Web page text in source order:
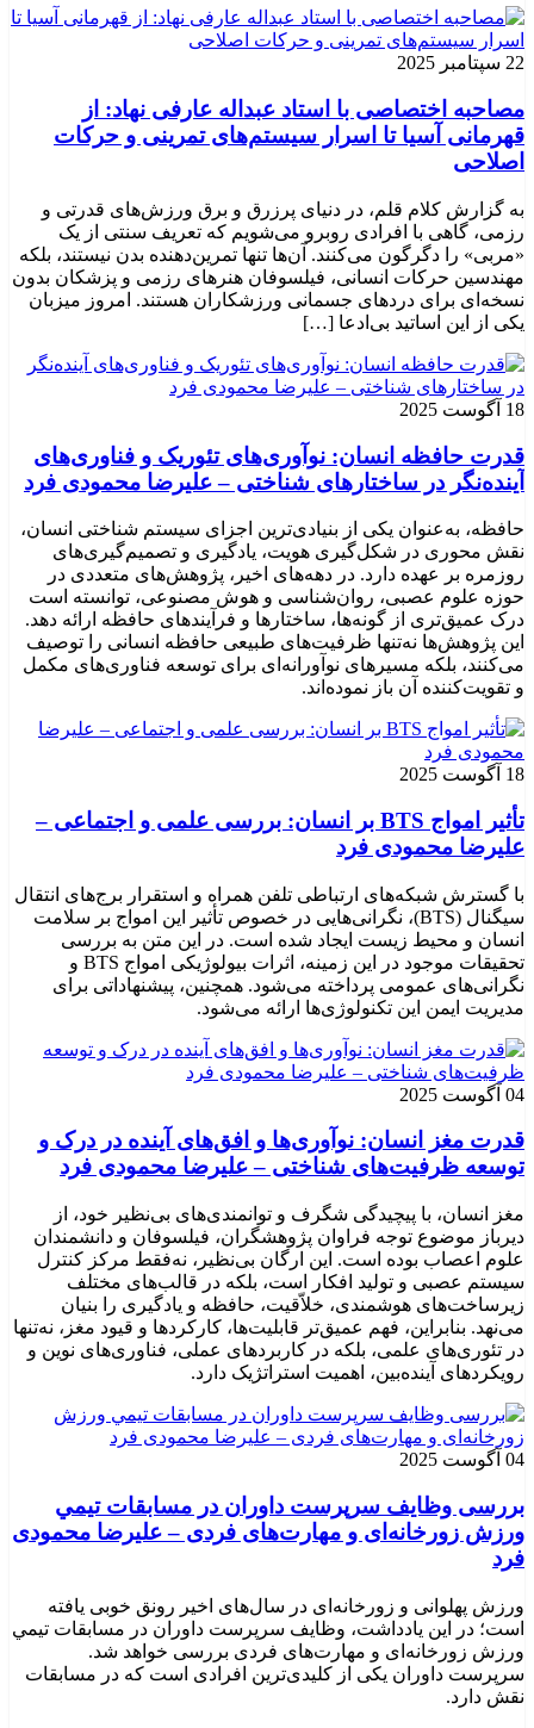
22 سپتامبر 2025
مصاحبه اختصاصی با استاد عبداله عارفی نهاد: از
قهرمانی آسیا تا اسرار سیستم‌های تمرینی و حرکات
اصلاحی
به گزارش کلام قلم، در دنیای پرزرق و برق ورزش‌های قدرتی و
رزمی، گاهی با افرادی روبرو می‌شویم که تعریف سنتی از یک
«مربی» را دگرگون می‌کنند. آن‌ها تنها تمرین‌دهنده بدن نیستند، بلکه
مهندسین حرکات انسانی، فیلسوفان هنرهای رزمی و پزشکان بدون
نسخه‌ای برای دردهای جسمانی ورزشکاران هستند. امروز میزبان
یکی از این اساتید بی‌ادعا […]
18 آگوست 2025
قدرت حافظه انسان: نوآوری‌های تئوریک و فناوری‌های
آینده‌نگر در ساختارهای شناختی – علیرضا محمودی فرد
حافظه، به‌عنوان یکی از بنیادی‌ترین اجزای سیستم شناختی انسان،
نقش محوری در شکل‌گیری هویت، یادگیری و تصمیم‌گیری‌های
روزمره بر عهده دارد. در دهه‌های اخیر، پژوهش‌های متعددی در
حوزه علوم عصبی، روان‌شناسی و هوش مصنوعی، توانسته‌ است
درک عمیق‌تری از گونه‌ها، ساختارها و فرآیندهای حافظه ارائه دهد.
این پژوهش‌ها نه‌تنها ظرفیت‌های طبیعی حافظه انسانی را توصیف
می‌کنند، بلکه مسیرهای نوآورانه‌ای برای توسعه فناوری‌های مکمل
و تقویت‌کننده آن باز نموده‌اند.
18 آگوست 2025
تأثیر امواج BTS بر انسان: بررسی علمی و اجتماعی –
علیرضا محمودی فرد
با گسترش شبکه‌های ارتباطی تلفن همراه و استقرار برج‌های انتقال
سیگنال (BTS)، نگرانی‌هایی در خصوص تأثیر این امواج بر سلامت
انسان و محیط زیست ایجاد شده است. در این متن به بررسی
تحقیقات موجود در این زمینه، اثرات بیولوژیکی امواج BTS و
نگرانی‌های عمومی پرداخته می‌شود. همچنین، پیشنهاداتی برای
مدیریت ایمن این تکنولوژی‌ها ارائه می‌شود.
04 آگوست 2025
قدرت مغز انسان: نوآوری‌ها و افق‌های آینده در درک و
توسعه ظرفیت‌های شناختی – علیرضا محمودی فرد
مغز انسان، با پیچیدگی شگرف و توانمندی‌های بی‌نظیر خود، از
دیرباز موضوع توجه فراوان پژوهشگران، فیلسوفان و دانشمندان
علوم اعصاب بوده است. این ارگان بی‌نظیر، نه‌فقط مرکز کنترل
سیستم عصبی و تولید افکار است، بلکه در قالب‌های مختلف
زیرساخت‌های هوشمندی، خلاّقیت، حافظه و یادگیری را بنیان
می‌نهد. بنابراین، فهم عمیق‌تر قابلیت‌ها، کارکردها و قیود مغز، نه‌تنها
در تئوری‌های علمی، بلکه در کاربردهای عملی، فناوری‌های نوین و
رویکردهای آینده‌بین، اهمیت استراتژیک دارد.
04 آگوست 2025
بررسی وظايف سرپرست داوران در مسابقات تیمي
ورزش زورخانه‌ای و مهارت‌های فردی – علیرضا محمودی
فرد
ورزش پهلوانی و زورخانه‌ای در سال‌های اخیر رونق خوبی یافته
است؛ در این یادداشت، وظایف سرپرست داوران در مسابقات تیمي
ورزش زورخانه‌ای و مهارت‌های فردی بررسی خواهد شد.
سرپرست داوران یکی از کلیدی‌ترین افرادی است که در مسابقات
نقش دارد.